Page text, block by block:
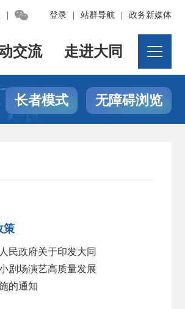
登录 站群导航 政务新媒体

交流 走进大同
长者模式 无障碍浏览
策
民政府关于印发大同
剧场演艺高质量发展
的通知